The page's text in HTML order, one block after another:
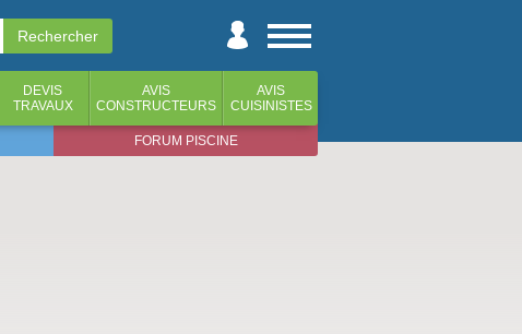
DEVIS
TRAVAUX
AVIS
CONSTRUCTEURS
AVIS
CUISINISTES
FORUM PISCINE